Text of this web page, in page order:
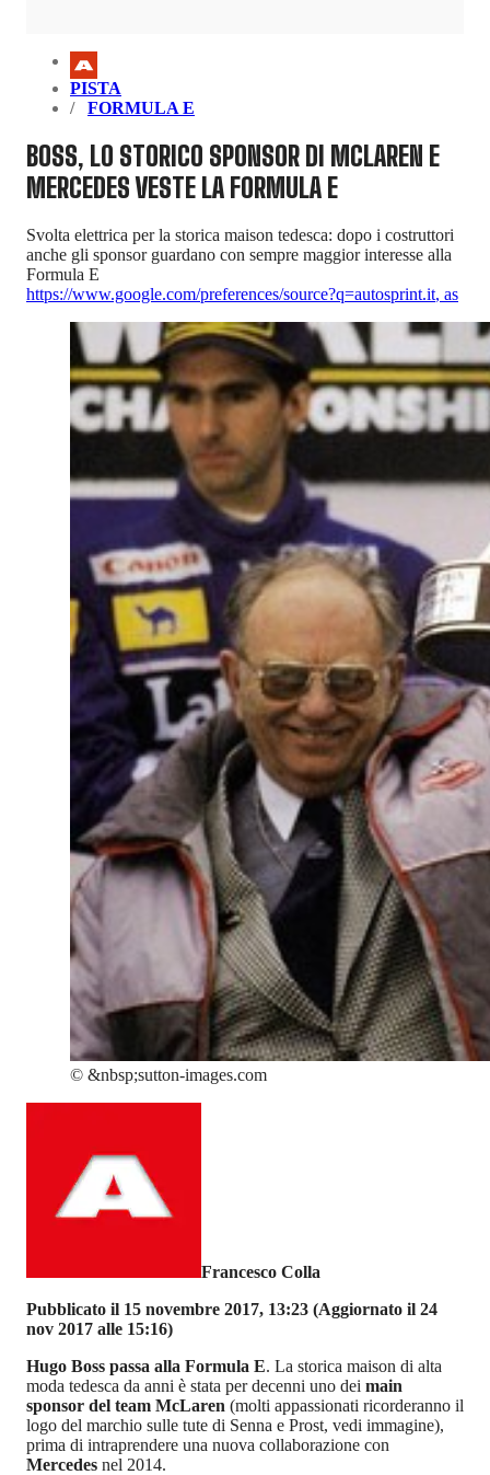
PISTA
FORMULA E
BOSS, LO STORICO SPONSOR DI MCLAREN E
MERCEDES VESTE LA FORMULA E
Svolta elettrica per la storica maison tedesca: dopo i costruttori
anche gli sponsor guardano con sempre maggior interesse alla
Formula E
https://www.google.com/preferences/source?q=autosprint.it, as
© &nbsp;sutton-images.com
Francesco Colla
Pubblicato il 15 novembre 2017, 13:23 (Aggiornato il 24
nov 2017 alle 15:16)
Hugo Boss passa alla Formula E. La storica maison di alta
moda tedesca da anni è stata per decenni uno dei main
sponsor del team McLaren (molti appassionati ricorderanno il
logo del marchio sulle tute di Senna e Prost, vedi immagine),
prima di intraprendere una nuova collaborazione con
Mercedes nel 2014.